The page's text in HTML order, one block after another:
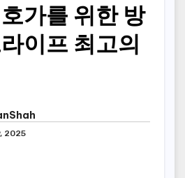
가를 위한 방
이프 최고의
2025